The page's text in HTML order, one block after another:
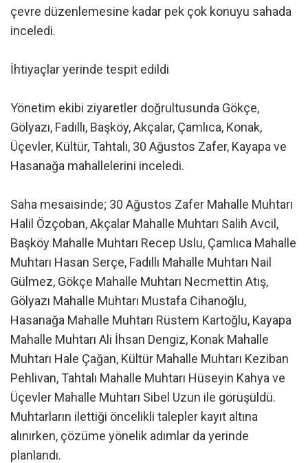
çevre düzenlemesine kadar pek çok konuyu sahada
inceledi.
İhtiyaçlar yerinde tespit edildi
Yönetim ekibi ziyaretler doğrultusunda Gökçe,
Gölyazı, Fadıllı, Başköy, Akçalar, Çamlıca, Konak,
Üçevler, Kültür, Tahtalı, 30 Ağustos Zafer, Kayapa ve
Hasanağa mahallelerini inceledi.
Saha mesaisinde; 30 Ağustos Zafer Mahalle Muhtarı
Halil Özçoban, Akçalar Mahalle Muhtarı Salih Avcil,
Başköy Mahalle Muhtarı Recep Uslu, Çamlıca Mahalle
Muhtarı Hasan Serçe, Fadıllı Mahalle Muhtarı Nail
Gülmez, Gökçe Mahalle Muhtarı Necmettin Atış,
Gölyazı Mahalle Muhtarı Mustafa Cihanoğlu,
Hasanağa Mahalle Muhtarı Rüstem Kartoğlu, Kayapa
Mahalle Muhtarı Ali İhsan Dengiz, Konak Mahalle
Muhtarı Hale Çağan, Kültür Mahalle Muhtarı Keziban
Pehlivan, Tahtalı Mahalle Muhtarı Hüseyin Kahya ve
Üçevler Mahalle Muhtarı Sibel Uzun ile görüşüldü.
Muhtarların ilettiği öncelikli talepler kayıt altına
alınırken, çözüme yönelik adımlar da yerinde
planlandı.